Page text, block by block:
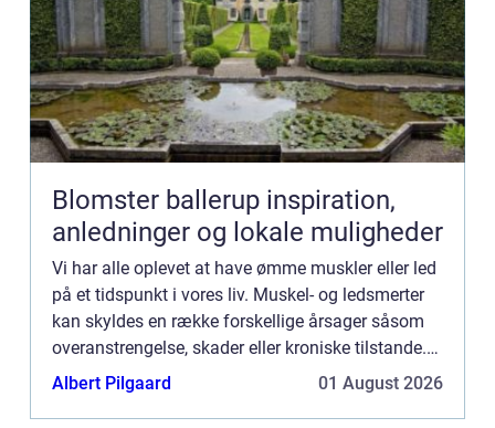
Blomster ballerup inspiration,
anledninger og lokale muligheder
Vi har alle oplevet at have ømme muskler eller led
på et tidspunkt i vores liv. Muskel- og ledsmerter
kan skyldes en række forskellige årsager såsom
overanstrengelse, skader eller kroniske tilstande.
Uanset årsage...
Albert Pilgaard 01 August 2026